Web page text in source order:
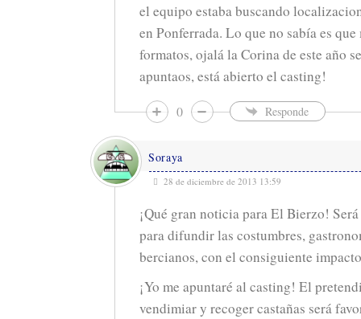
el equipo estaba buscando
en Ponferrada. Lo que no sabía es
formatos, ojalá la Corina de este año
apuntaos, está abierto el casting!
0 Responde
Soraya
28 de diciembre de 2013 13:59
¡Qué gran noticia para El Bierzo!
para difundir las costumbres,
bercianos, con el consiguiente
¡Yo me apuntaré al casting! El
vendimiar y recoger castañas será